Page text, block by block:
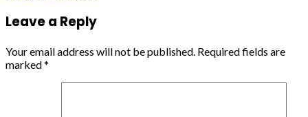
Leave a Reply
Your email address will not be published. Required fields are
marked*